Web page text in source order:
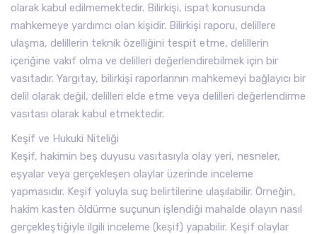
olarak kabul edilmemektedir. Bilirkişi, ispat konusunda
mahkemeye yardımcı olan kişidir. Bilirkişi raporu, delillere
ulaşma, delillerin teknik özelliğini tespit etme, delillerin
içeriğine vakıf olma ve delilleri değerlendirebilmek için bir
vasıtadır. Yargıtay, bilirkişi raporlarının mahkemeyi bağlayıcı bir
delil olarak değil, delilleri elde etme veya delilleri değerlendirme
vasıtası olarak kabul etmektedir.
Keşif ve Hukuki Niteliği
Keşif, hakimin beş duyusu vasıtasıyla olay yeri, nesneler,
eşyalar veya gerçekleşen olaylar üzerinde inceleme
yapmasıdır. Keşif yoluyla suç belirtilerine ulaşılabilir. Örneğin,
hakim kasten öldürme suçunun işlendiği mahalde olayın nasıl
gerçekleştiğiyle ilgili inceleme (keşif) yapabilir. Keşif olaylar